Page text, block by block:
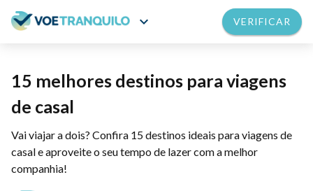
expand_more VERIFICAR
15 melhores destinos para viagens
de casal
Vai viajar a dois? Confira 15 destinos ideais para viagens de
casal e aproveite o seu tempo de lazer com a melhor
companhia!